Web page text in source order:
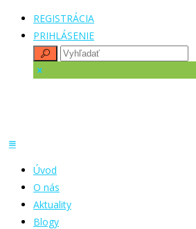
REGISTRÁCIA
PRIHLÁSENIE
Úvod
O nás
Aktuality
Blogy